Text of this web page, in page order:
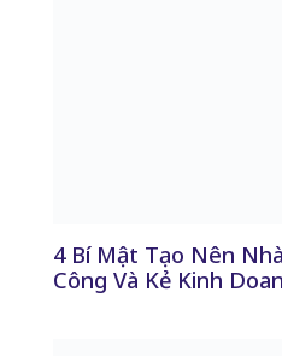
4 Bí Mật Tạo Nên
Công Và Kẻ Kinh